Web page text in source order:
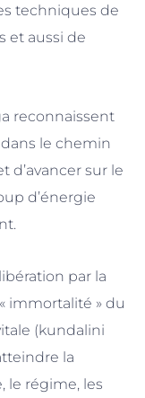
techniques de
et aussi de
reconnaissent
le chemin
d’avancer sur le
d’énergie
par la
immortalité » du
(kundalini
la
le régime, les